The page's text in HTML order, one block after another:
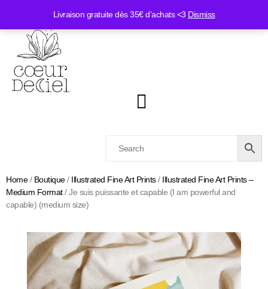
Livraison gratuite dès 35€ d’achats <3 Dismiss
Home/ Boutique/ Illustrated Fine Art Prints/ Illustrated Fine Art Prints –
Medium Format/ Je suis puissante et capable (I am powerful and
capable) (medium size)